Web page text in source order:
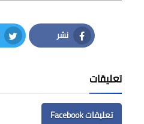
نشر
Facebook
تعليقات
تعليقات Facebook